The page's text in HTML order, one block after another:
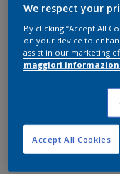
Teak
750 ML
We respect your
By clicking “Accept All
on your device to
assist in our marketing
maggiori
Accept All Cookies